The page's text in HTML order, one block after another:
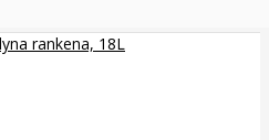
rankena, 18L